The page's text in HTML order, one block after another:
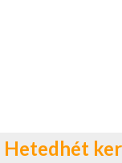
Hetedhét